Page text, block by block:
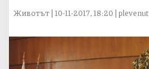
Животът | 10-11-2017, 18:20 |